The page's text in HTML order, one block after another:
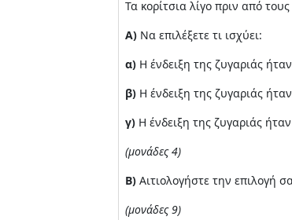
Τα κορίτσια λίγο πριν από
Α) Να επιλέξετε τι ισχύει:
α) Η ένδειξη της ζυγαριάς
β) Η ένδειξη της ζυγαριάς
γ) Η ένδειξη της ζυγαριάς
(μονάδες 4)
Β) Αιτιολογήστε την επιλογή
(μονάδες 9)